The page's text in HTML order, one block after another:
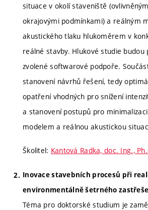
situace v okolí staveniště
okrajovými podmínkami) a reálným
akustického tlaku hlukoměrem v
reálné stavby. Hlukové studie budou
zvolené softwarové podpoře.
stanovení návrhů řešení, tedy
opatření vhodných pro snížení
a stanovení postupů pro
modelem a reálnou akustickou
Školitel: Kantová Radka, doc. Ing.,
Inovace stavebních procesů při
environmentálně šetrného
Téma pro doktorské studium je